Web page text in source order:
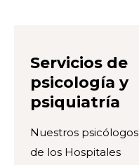
Servicios de
psicología y
psiquiatría
Nuestros psicólogos
de los Hospitales